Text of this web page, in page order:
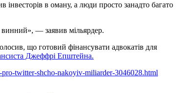
інвесторів в оману, а люди просто занадто багато
винний», — заявив мільярдер.
що готовий фінансувати адвокатів для
Джеффрі Епштейна.
twitter-shcho-nakoyiv-miliarder-3046028.html